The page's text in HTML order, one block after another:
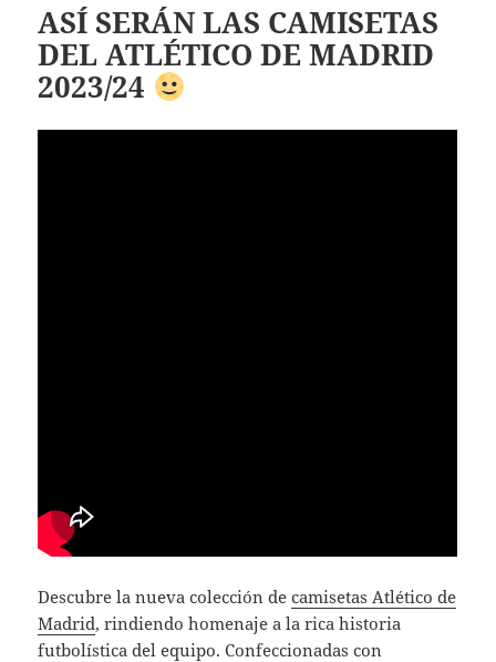
ASÍ SERÁN LAS CAMISETAS
DEL ATLÉTICO DE MADRID
2023/24
Descubre la nueva colección decamisetas Atlético de
Madrid, rindiendo homenaje a la rica historia
futbolística del equipo. Confeccionadas con